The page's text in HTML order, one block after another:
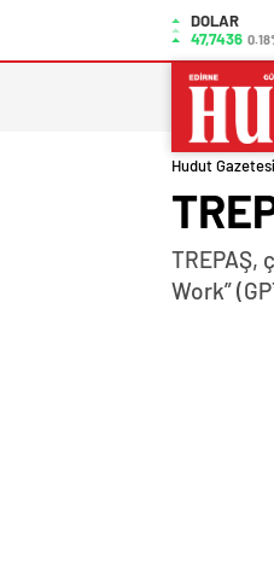
DOLAR
47,7436
Hudut Gazetesi
TREPAŞ,
Work”